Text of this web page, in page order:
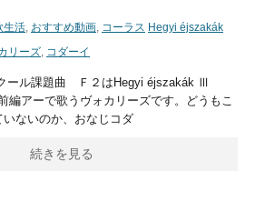
生活, おすすめ動画, コーラス Hegyi éjszakák
リーズ, コダーイ
ール課題曲 Ｆ２はHegyi éjszakák Ⅲ
編アーで歌うヴォカリーズです。どうもこ
ないのか、おなじコダ
続きを見る